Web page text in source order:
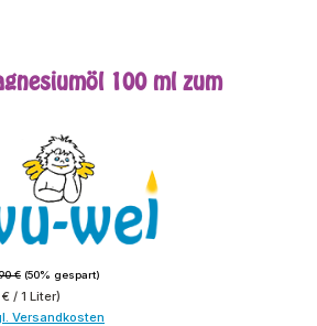
100 ml zum
Preis:
€ (50% gespart)
/ 1 Liter)
Versandkosten